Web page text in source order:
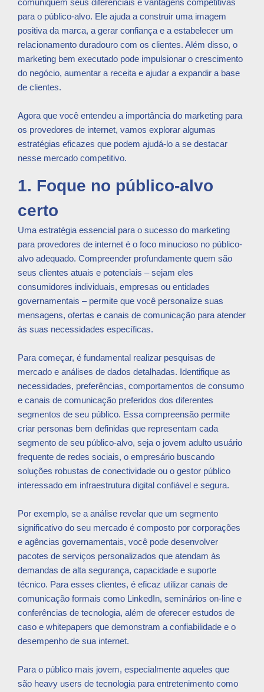
para o público-alvo. Ele ajuda a construir uma imagem
positiva da marca, a gerar confiança e a estabelecer um
relacionamento duradouro com os clientes. Além disso, o
marketing bem executado pode impulsionar o crescimento
do negócio, aumentar a receita e ajudar a expandir a base
de clientes.
Agora que você entendeu a importância do marketing para
os provedores de internet, vamos explorar algumas
estratégias eficazes que podem ajudá-lo a se destacar
nesse mercado competitivo.
1. Foque no público-alvo
certo
Uma estratégia essencial para o sucesso do marketing
para provedores de internet é o foco minucioso no público-
alvo adequado. Compreender profundamente quem são
seus clientes atuais e potenciais – sejam eles
consumidores individuais, empresas ou entidades
governamentais – permite que você personalize suas
mensagens, ofertas e canais de comunicação para atender
às suas necessidades específicas.
Para começar, é fundamental realizar pesquisas de
mercado e análises de dados detalhadas. Identifique as
necessidades, preferências, comportamentos de consumo
e canais de comunicação preferidos dos diferentes
segmentos de seu público. Essa compreensão permite
criar personas bem definidas que representam cada
segmento de seu público-alvo, seja o jovem adulto usuário
frequente de redes sociais, o empresário buscando
soluções robustas de conectividade ou o gestor público
interessado em infraestrutura digital confiável e segura.
Por exemplo, se a análise revelar que um segmento
significativo do seu mercado é composto por corporações
e agências governamentais, você pode desenvolver
pacotes de serviços personalizados que atendam às
demandas de alta segurança, capacidade e suporte
técnico. Para esses clientes, é eficaz utilizar canais de
comunicação formais como LinkedIn, seminários on-line e
conferências de tecnologia, além de oferecer estudos de
caso e whitepapers que demonstram a confiabilidade e o
desempenho de sua internet.
Para o público mais jovem, especialmente aqueles que
são heavy users de tecnologia para entretenimento como